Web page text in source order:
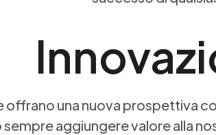
una nuova prospettiva
aggiungere valore alla